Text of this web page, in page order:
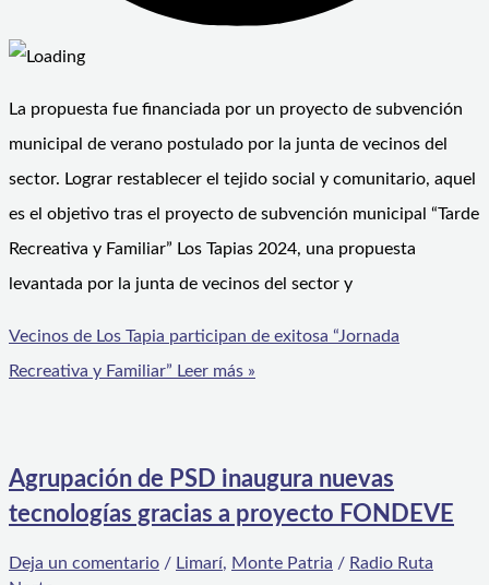
La propuesta fue financiada por un proyecto de subvención
municipal de verano postulado por la junta de vecinos del
sector. Lograr restablecer el tejido social y comunitario, aquel
es el objetivo tras el proyecto de subvención municipal “Tarde
Recreativa y Familiar” Los Tapias 2024, una propuesta
levantada por la junta de vecinos del sector y
Vecinos de Los Tapia participan de exitosa “Jornada
Recreativa y Familiar” Leer más »
Agrupación de PSD inaugura nuevas
tecnologías gracias a proyecto FONDEVE
Deja un comentario / Limarí, Monte Patria / Radio Ruta